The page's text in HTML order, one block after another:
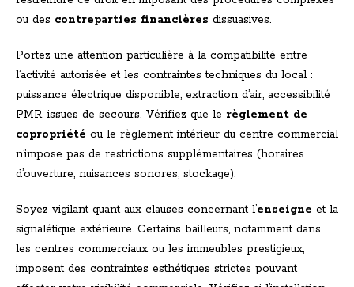
ou des contreparties financières dissuasives.
Portez une attention particulière à la compatibilité entre
l’activité autorisée et les contraintes techniques du local :
puissance électrique disponible, extraction d’air, accessibilité
PMR, issues de secours. Vérifiez que le règlement de
copropriété ou le règlement intérieur du centre commercial
n’impose pas de restrictions supplémentaires (horaires
d’ouverture, nuisances sonores, stockage).
Soyez vigilant quant aux clauses concernant l’enseigne et la
signalétique extérieure. Certains bailleurs, notamment dans
les centres commerciaux ou les immeubles prestigieux,
imposent des contraintes esthétiques strictes pouvant